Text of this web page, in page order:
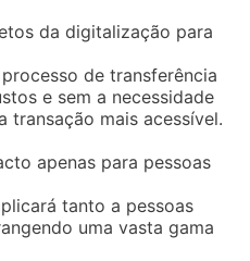
da digitalização para
de transferência
e sem a necessidade
mais acessível.
apenas para pessoas
tanto a pessoas
uma vasta gama